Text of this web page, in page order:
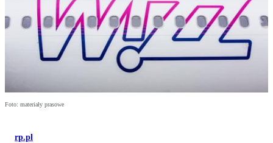
Foto: materiały prasowe
rp.pl